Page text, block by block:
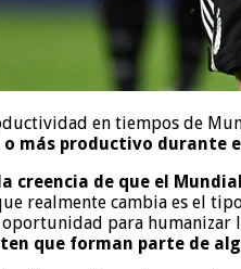
en tiempos de
más productivo durante
creencia de que el
realmente cambia es el
para humanizar
que forman parte de